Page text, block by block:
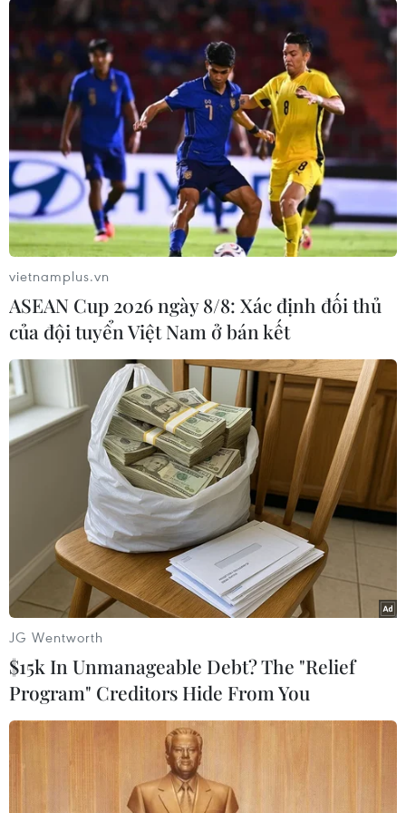
Để thực hiện được điều này, Porsche sẽ cần hơn
50 tỷ bảng Anh (55,4 tỷ USD)./.
(TTXVN/Vietnam+)
#Volkswagen #Porsche
#Cổ phiếu
#niêm yết cổ phiếu
#cổ tức
#thị trường chứng khoán Frankfurt
Đức
Theo dõi VietnamPlus
vietnamplus.vn
ASEAN Cup 2026 ngày 8/8: Xác định đối thủ
của đội tuyển Việt Nam ở bán kết
JG Wentworth
$15k In Unmanageable Debt? The "Relief
Program" Creditors Hide From You